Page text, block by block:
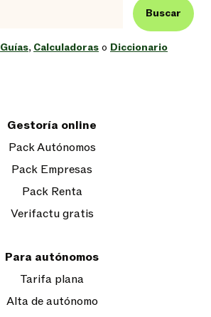
Buscar
Guías, Calculadoras o Diccionario
Gestoría online
Pack Autónomos
Pack Empresas
Pack Renta
Verifactu gratis
Para autónomos
Tarifa plana
Alta de autónomo